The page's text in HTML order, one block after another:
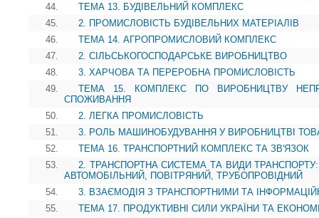
44.
ТЕМА 13. БУДІВЕЛЬНИЙ КОМПЛЕКС
45.
2. ПРОМИСЛОВІСТЬ БУДІВЕЛЬНИХ МАТЕРІАЛІВ
46.
ТЕМА 14. АГРОПРОМИСЛОВИЙ КОМПЛЕКС
47.
2. СІЛЬСЬКОГОСПОДАРСЬКЕ ВИРОБНИЦТВО
48.
3. ХАРЧОВА ТА ПЕРЕРОБНА ПРОМИСЛОВІСТЬ
49.
ТЕМА 15. КОМПЛЕКС ПО ВИРОБНИЦТВУ
СПОЖИВАННЯ
50.
2. ЛЕГКА ПРОМИСЛОВІСТЬ
51.
3. РОЛЬ МАШИНОБУДУВАННЯ У ВИРОБНИЦТВІ
52.
ТЕМА 16. ТРАНСПОРТНИЙ КОМПЛЕКС ТА ЗВ'ЯЗОК
53.
2. ТРАНСПОРТНА СИСТЕМА ТА ВИДИ
АВТОМОБІЛЬНИЙ, ПОВІТРЯНИЙ, ТРУБОПРОВІДНИЙ
54.
3. ВЗАЄМОДІЯ З ТРАНСПОРТНИМИ ТА
55.
ТЕМА 17. ПРОДУКТИВНІ СИЛИ УКРАЇНИ ТА